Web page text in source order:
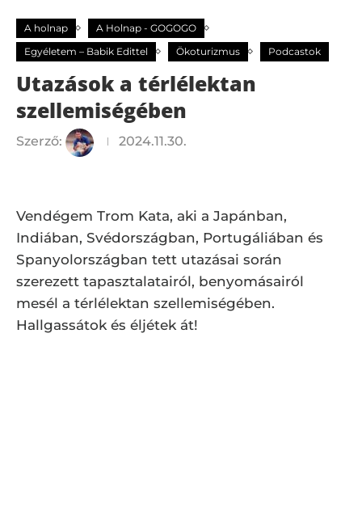
A holnap
A Holnap - GOGOGO
Egyéletem – Babik Edittel
Ökoturizmus Podcastok
Utazások a térlélektan
szellemiségében
Szerző: 2024.11.30.
Vendégem Trom Kata, aki a Japánban,
Indiában, Svédországban, Portugáliában és
Spanyolországban tett utazásai során
szerezett tapasztalatairól, benyomásairól
mesél a térlélektan szellemiségében.
Hallgassátok és éljétek át!